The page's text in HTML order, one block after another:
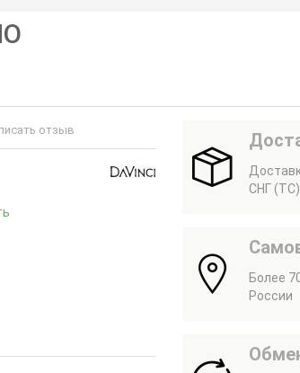
отзыв
СНГ (ТС)
Более
России